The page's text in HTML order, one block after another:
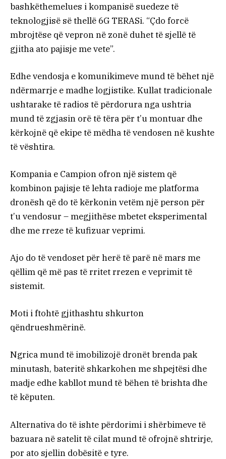
bashkëthemelues i kompanisë suedeze të
teknologjisë së thellë 6G TERASi. “Çdo forcë
mbrojtëse që vepron në zonë duhet të sjellë të
gjitha ato pajisje me vete”.
Edhe vendosja e komunikimeve mund të bëhet një
ndërmarrje e madhe logjistike. Kullat tradicionale
ushtarake të radios të përdorura nga ushtria
mund të zgjasin orë të tëra për t’u montuar dhe
kërkojnë që ekipe të mëdha të vendosen në kushte
të vështira.
Kompania e Campion ofron një sistem që
kombinon pajisje të lehta radioje me platforma
dronësh që do të kërkonin vetëm një person për
t’u vendosur – megjithëse mbetet eksperimental
dhe me rreze të kufizuar veprimi.
Ajo do të vendoset për herë të parë në mars me
qëllim që më pas të rritet rrezen e veprimit të
sistemit.
Moti i ftohtë gjithashtu shkurton
qëndrueshmërinë.
Ngrica mund të imobilizojë dronët brenda pak
minutash, bateritë shkarkohen me shpejtësi dhe
madje edhe kabllot mund të bëhen të brishta dhe
të këputen.
Alternativa do të ishte përdorimi i shërbimeve të
bazuara në satelit të cilat mund të ofrojnë shtrirje,
por ato sjellin dobësitë e tyre.